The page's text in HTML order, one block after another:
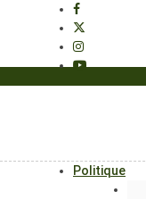
Politique